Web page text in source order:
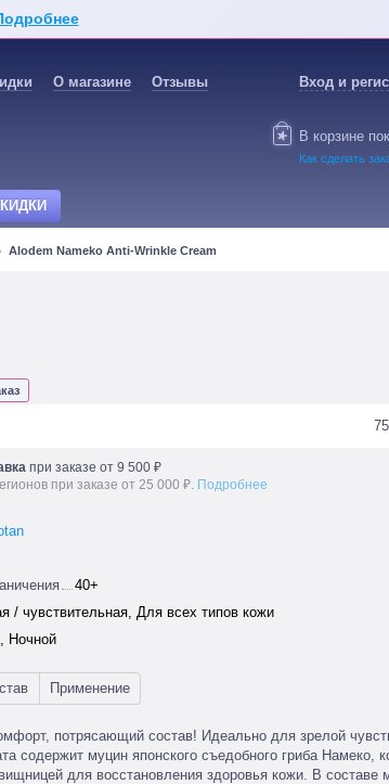
О магазине Отзывы Вход и
В корзине
Как сделать
Alodem Nameko Anti-Wrinkle Cream
при заказе от 9 500 ₽
при заказе от 25 000 ₽. Подробнее
40+
/ чувствительная, Для всех типов кожи
Ночной
потрясающий состав! Идеально для зрелой
содержит муцин японского съедобного гриба Намеко,
для восстановления здоровья кожи. В составе